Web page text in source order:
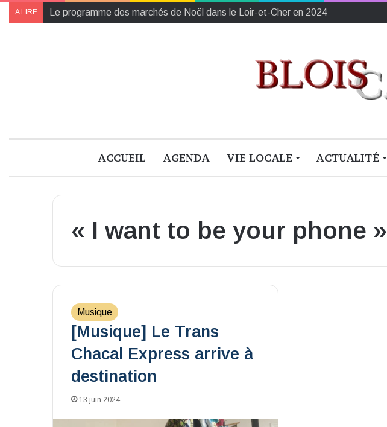
A LIRE Collectes des Banques Alimentaires et de l’Établissement français du sang
ACCUEIL AGENDA VIE LOCALE ACTUALITÉ
« I want to be your phone »
Musique
[Musique] Le Trans
Chacal Express arrive à
destination
13 juin 2024